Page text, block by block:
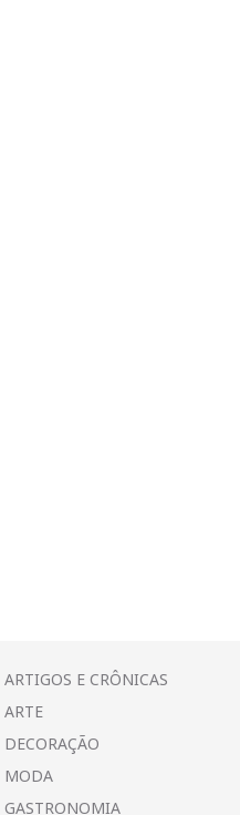
ARTIGOS E CRÔNICAS
ARTE
DECORAÇÃO
MODA
GASTRONOMIA